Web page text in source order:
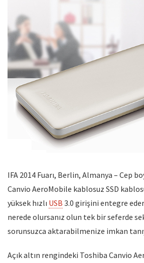
IFA 2014 Fuarı, Berlin, Almanya – Cep
Canvio AeroMobile kablosuz SSD
yüksek hızlı USB 3.0 girişini entegre
nerede olursanız olun tek bir seferde
sorunsuzca aktarabilmenize imkan
Açık altın rengindeki Toshiba Canvio